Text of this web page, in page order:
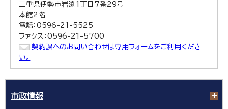
三重県伊勢市岩渕1丁目7番29号
本館2階
電話：0596-21-5525
ファクス：0596-21-5700
契約課へのお問い合わせは専用フォームをご利用くださ
い。
市政情報